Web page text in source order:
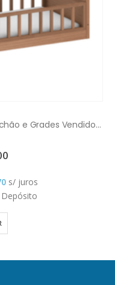
Cama Casinha Link – Madeira (Colchão e Grades Vendidos Separadamente)
s/ juros